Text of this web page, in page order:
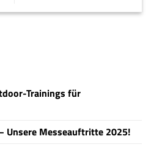
Trainings für
Unsere Messeauftritte 2025!